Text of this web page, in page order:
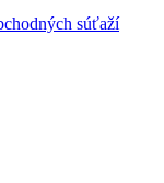
súťaží